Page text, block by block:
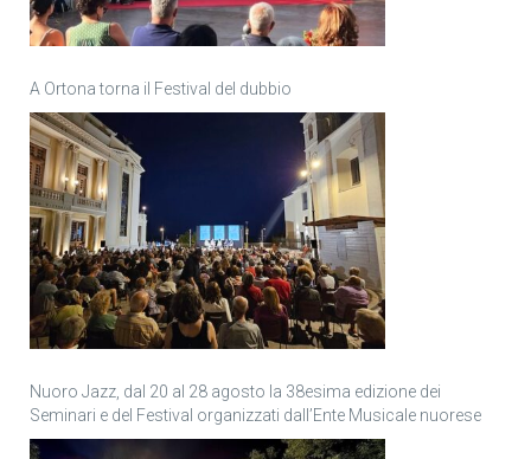
A Ortona torna il Festival del dubbio
Nuoro Jazz, dal 20 al 28 agosto la 38esima edizione dei
Seminari e del Festival organizzati dall’Ente Musicale nuorese